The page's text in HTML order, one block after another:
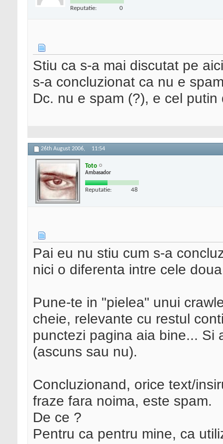
Reputatie: 0
Stiu ca s-a mai discutat pe
s-a concluzionat ca nu e
Dc. nu e spam (?), e cel
26th August 2006, 11:54
Toto
Ambasador
Reputatie: 48
Pai eu nu stiu cum s-a
nici o diferenta intre cele
Pune-te in "pielea" unui
cheie, relevante cu restul
punctezi pagina aia bine... Si
(ascuns sau nu).
Concluzionand, orice text/
fraze fara noima, este spam.
De ce ?
Pentru ca pentru mine, ca